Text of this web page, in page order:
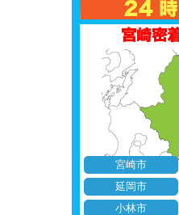
宮崎市
延岡市
小林市